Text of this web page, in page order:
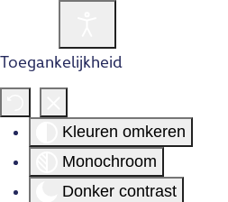
Toegankelijkheid
Kleuren omkeren
Monochroom
Donker contrast